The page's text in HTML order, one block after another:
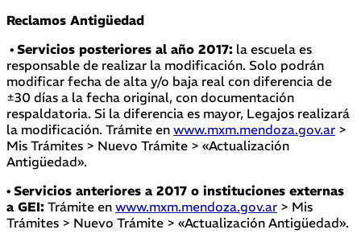
Reclamos Antigüedad
• Servicios posteriores al año 2017: la escuela es
responsable de realizar la modificación. Solo podrán
modificar fecha de alta y/o baja real con diferencia de
±30 días a la fecha original, con documentación
respaldatoria. Si la diferencia es mayor, Legajos realizará
la modificación. Trámite en www.mxm.mendoza.gov.ar >
Mis Trámites > Nuevo Trámite > «Actualización
Antigüedad».
• Servicios anteriores a 2017 o instituciones externas
a GEI: Trámite en www.mxm.mendoza.gov.ar > Mis
Trámites > Nuevo Trámite > «Actualización Antigüedad».